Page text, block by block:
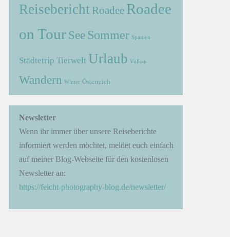
Reisebericht Roadee Roadee
on Tour See Sommer Spanien
Städtetrip Tierwelt Urlaub Vulkan
Wandern Winter Österreich
Newsletter
Wenn ihr immer über unsere Reiseberichte
informiert werden möchtet, meldet euch einfach
auf meiner Blog-Webseite für den kostenlosen
Newsletter an:
https://feicht-photography-blog.de/newsletter/